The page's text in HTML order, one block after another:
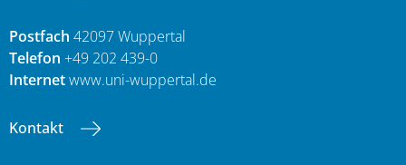
Postfach 42097 Wuppertal
Telefon +49 202 439-0
Internetwww.uni-wuppertal.de
Kontakt